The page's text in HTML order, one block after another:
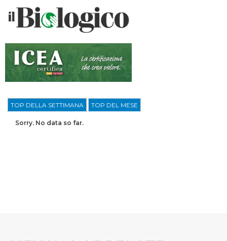
TOP DELLA SETTIMANA TOP DEL MESE
Sorry. No data so far.